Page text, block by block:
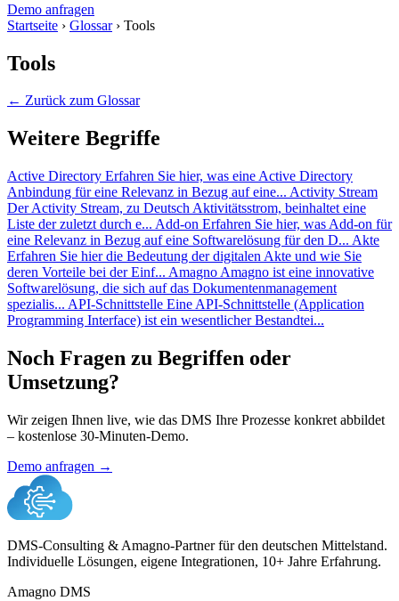
Demo anfragen
Startseite › Glossar › Tools
Tools
← Zurück zum Glossar
Weitere Begriffe
Active Directory Erfahren Sie hier, was eine Active Directory
Anbindung für eine Relevanz in Bezug auf eine... Activity Stream
Der Activity Stream, zu Deutsch Aktivitätsstrom, beinhaltet eine
Liste der zuletzt durch e... Add-on Erfahren Sie hier, was Add-on für
eine Relevanz in Bezug auf eine Softwarelösung für den D... Akte
Erfahren Sie hier die Bedeutung der digitalen Akte und wie Sie
deren Vorteile bei der Einf... Amagno Amagno ist eine innovative
Softwarelösung, die sich auf das Dokumentenmanagement
spezialis... API-Schnittstelle Eine API-Schnittstelle (Application
Programming Interface) ist ein wesentlicher Bestandtei...
Noch Fragen zu Begriffen oder
Umsetzung?
Wir zeigen Ihnen live, wie das DMS Ihre Prozesse konkret abbildet
– kostenlose 30-Minuten-Demo.
Demo anfragen →
DMS-Consulting & Amagno-Partner für den deutschen Mittelstand.
Individuelle Lösungen, eigene Integrationen, 10+ Jahre Erfahrung.
Amagno DMS